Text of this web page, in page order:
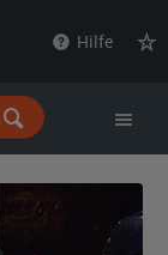
Hilfe